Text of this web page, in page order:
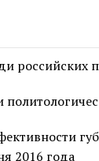
российских
2016 года